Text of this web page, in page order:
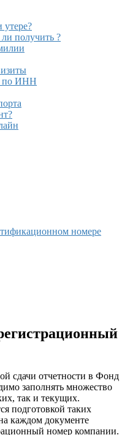
получить ?
по ИНН
номере
сдачи отчетности в Фонд
заполнять множество
так и текущих.
подготовкой таких
каждом документе
номер компании.